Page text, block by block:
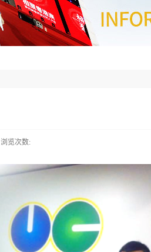
浏览次数: